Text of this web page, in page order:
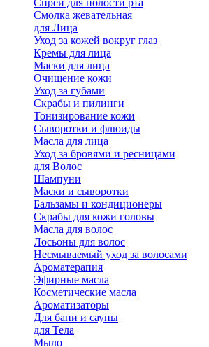
Спреи для полости рта
Смолка жевательная
для Лица
Уход за кожей вокруг глаз
Кремы для лица
Маски для лица
Очищение кожи
Уход за губами
Скрабы и пилинги
Тонизирование кожи
Сыворотки и флюиды
Масла для лица
Уход за бровями и ресницами
для Волос
Шампуни
Маски и сыворотки
Бальзамы и кондиционеры
Скрабы для кожи головы
Масла для волос
Лосьоны для волос
Несмываемый уход за волосами
Ароматерапия
Эфирные масла
Косметические масла
Ароматизаторы
Для бани и сауны
для Тела
Мыло